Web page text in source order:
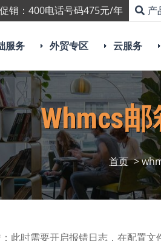
销：400电话号码475元/年 产
服务 外贸专区 云服务
Whmcs
首页 >
此时需要开启报错日志，在配置文